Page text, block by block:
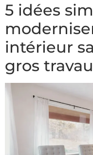
5 idées
intérieur
gros